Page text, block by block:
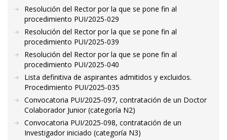
Resolución del Rector por la que se pone fin al
procedimiento PUI/2025-029
Resolución del Rector por la que se pone fin al
procedimiento PUI/2025-039
Resolución del Rector por la que se pone fin al
procedimiento PUI/2025-040
Lista definitiva de aspirantes admitidos y excluidos.
Procedimiento PUI/2025-035
Convocatoria PUI/2025-097, contratación de un Doctor
Colaborador Junior (categoría N2)
Convocatoria PUI/2025-098, contratación de un
Investigador iniciado (categoría N3)